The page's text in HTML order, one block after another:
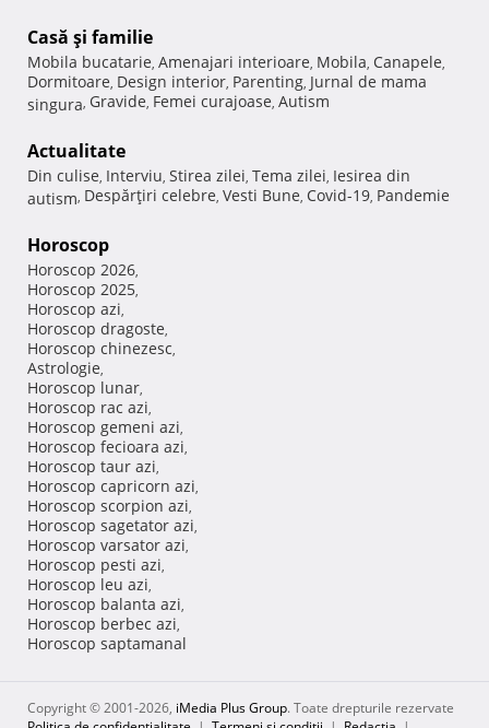
Casă şi familie
Mobila bucatarie, Amenajari interioare, Mobila, Canapele,
Dormitoare, Design interior, Parenting, Jurnal de mama
singura, Gravide, Femei curajoase, Autism
Actualitate
Din culise, Interviu, Stirea zilei, Tema zilei, Iesirea din
autism, Despărţiri celebre, Vesti Bune, Covid-19, Pandemie
Horoscop
Horoscop 2026,
Horoscop 2025,
Horoscop azi,
Horoscop dragoste,
Horoscop chinezesc,
Astrologie,
Horoscop lunar,
Horoscop rac azi,
Horoscop gemeni azi,
Horoscop fecioara azi,
Horoscop taur azi,
Horoscop capricorn azi,
Horoscop scorpion azi,
Horoscop sagetator azi,
Horoscop varsator azi,
Horoscop pesti azi,
Horoscop leu azi,
Horoscop balanta azi,
Horoscop berbec azi,
Horoscop saptamanal
Copyright © 2001-2026, iMedia Plus Group. Toate drepturile rezervate